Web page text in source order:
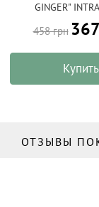
GINGER"
458 грн
Купить
ОТЗЫВЫ